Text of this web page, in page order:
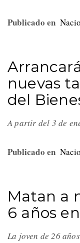
Publicado en
nuevas
del
A partir del 3 de
Publicado en
Matan a
6 años
La joven de 26